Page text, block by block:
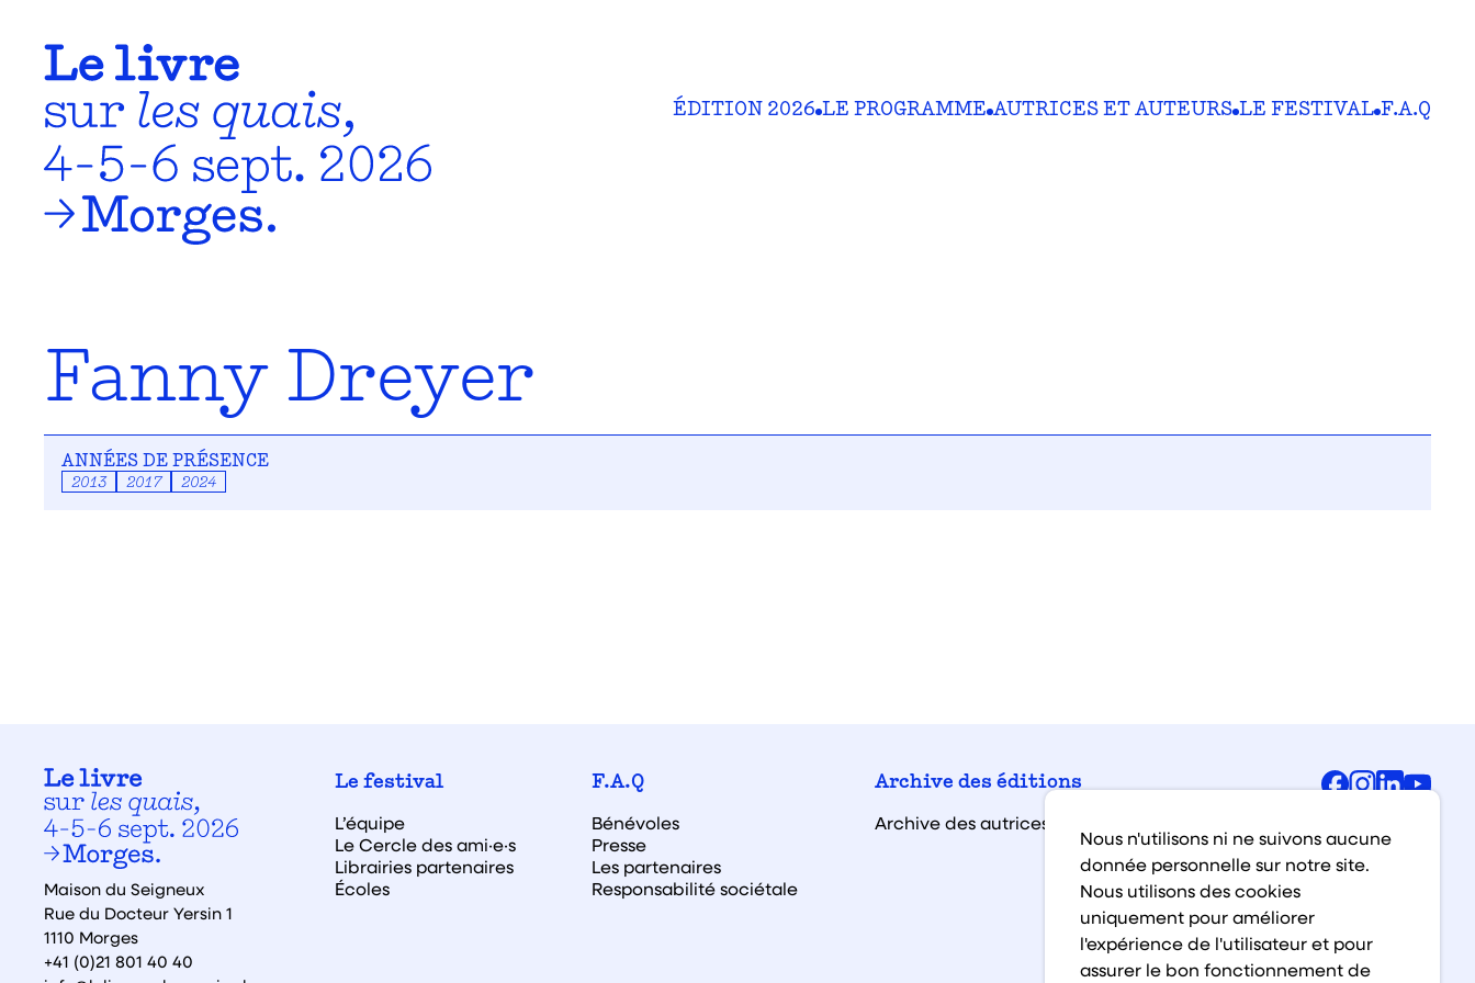
ÉDITION 2026 LE PROGRAMME AUTRICES ET AUTEURS LE FESTIVAL F.A.Q
Fanny Dreyer
ANNÉES DE PRÉSENCE
2013 2017 2024
Maison du Seigneux
Rue du Docteur Yersin 1
1110 Morges
+41 (0)21 801 40 40
Le festival
L’équipe
Le Cercle des ami·e·s
Librairies partenaires
Écoles
F.A.Q
Bénévoles
Presse
Les partenaires
Responsabilité sociétale
Archive des éditions
Archive des autrices et auteurs
Facebook
Nous n'utilisons ni ne suivons aucune
donnée personnelle sur notre site.
Nous utilisons des cookies
uniquement pour améliorer
l'expérience de l'utilisateur et pour
assurer le bon fonctionnement de